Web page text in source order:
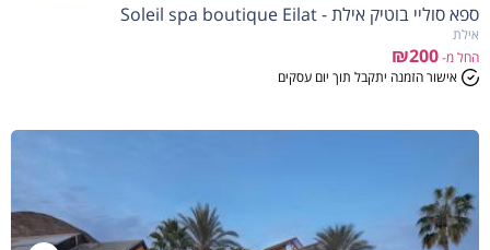
ספא סוליי בוטיק אילת - Soleil spa boutique Eilat
אילת
החל מ-₪200
אישור הזמנה יתקבל תוך יום עסקים